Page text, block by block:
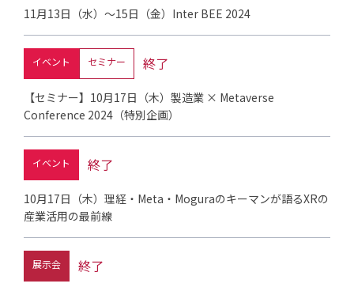
11月13日（水）～15日（金）Inter BEE 2024
イベント セミナー 終了
【セミナー】10月17日（木）製造業 × Metaverse
Conference 2024（特別企画）
イベント 終了
10月17日（木）理経・Meta・Moguraのキーマンが語るXRの
産業活用の最前線
展示会 終了